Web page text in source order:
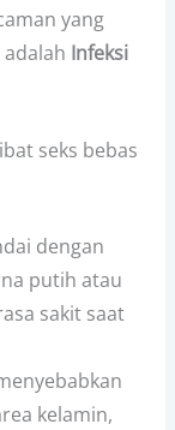
yang
Infeksi
seks bebas
dengan
putih atau
sakit saat
kelamin,